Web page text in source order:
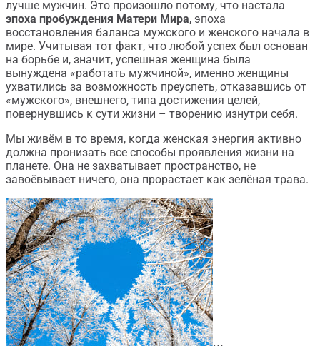
лучше мужчин. Это произошло потому, что настала
эпоха пробуждения Матери Мира, эпоха
восстановления баланса мужского и женского начала в
мире. Учитывая тот факт, что любой успех был основан
на борьбе и, значит, успешная женщина была
вынуждена «работать мужчиной», именно женщины
ухватились за возможность преуспеть, отказавшись от
«мужского», внешнего, типа достижения целей,
повернувшись к сути жизни – творению изнутри себя.
Мы живём в то время, когда женская энергия активно
должна пронизать все способы проявления жизни на
планете. Она не захватывает пространство, не
завоёвывает ничего, она прорастает как зелёная трава.